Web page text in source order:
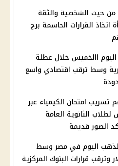
من حيث الشخصية والثقة
اتخاذ القرارات الحاسمة برج
اليوم االخميس خلال عطلة
وسط ترقب اقتصادي واسع
تسريب امتحان الكيمياء عبر
الثانوية العامة
الصور قديمة
اليوم في مصر وسط
وترقب قرارات البنوك المركزية